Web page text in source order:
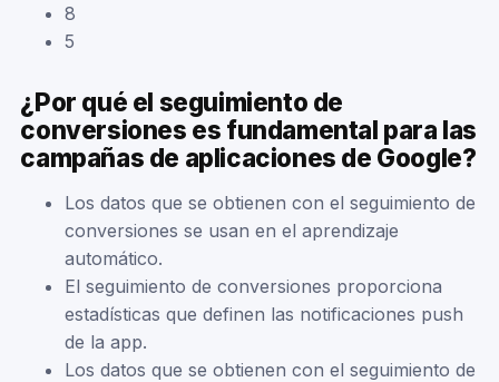
8
5
¿Por qué el seguimiento de
conversiones es fundamental para las
campañas de aplicaciones de Google?
Los datos que se obtienen con el seguimiento de
conversiones se usan en el aprendizaje
automático.
El seguimiento de conversiones proporciona
estadísticas que definen las notificaciones push
de la app.
Los datos que se obtienen con el seguimiento de